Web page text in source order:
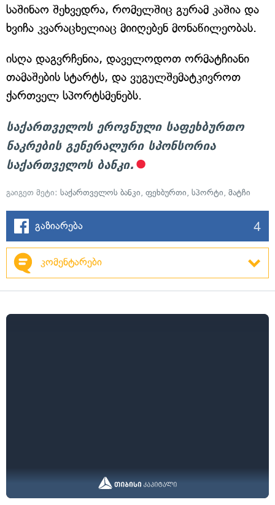
საშინაო შეხვედრა, რომელშიც გურამ კაშია და
ხვიჩა კვარაცხელიაც მიიღებენ მონაწილეობას.
ისღა დაგვრჩენია, დაველოდოთ ორმატჩიანი
თამაშების სტარტს, და ვუგულშემატკივროთ
ქართველ სპორტსმენებს.
საქართველოს ეროვნული საფეხბურთო
ნაკრების გენერალური სპონსორია
საქართველოს ბანკი.
გაიგეთ მეტი: საქართველოს ბანკი, ფეხბურთი, სპორტი, მატჩი
გაზიარება 4
კომენტარები